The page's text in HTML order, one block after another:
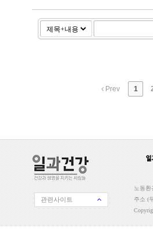
Prev 1
관련사이트
노동환
주소 (